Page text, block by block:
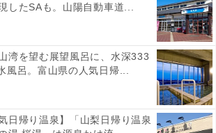
したSAも。山陽自動車道...
湾を望む展望風呂に、水深333
風呂。富山県の人気日帰...
日帰り温泉】「山梨日帰り温泉